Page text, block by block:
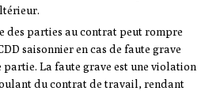
des parties au contrat peut rompre
saisonnier en cas de faute grave
partie. La faute grave est une violation
du contrat de travail, rendant